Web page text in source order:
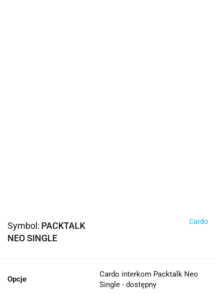
Symbol: PACKTALK
NEO SINGLE
Cardo
Opcje
Cardo interkom Packtalk Neo
Single - dostępny